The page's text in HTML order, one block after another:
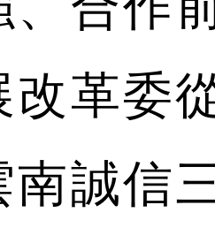
改革委
南誠信